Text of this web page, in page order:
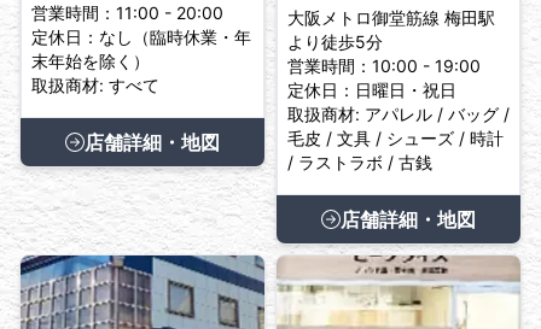
営業時間：11:00 - 20:00
定休日：なし（臨時休業・年
末年始を除く）
取扱商材: すべて
店舗詳細・地図
大阪メトロ御堂筋線 梅田駅
より徒歩5分
営業時間：10:00 - 19:00
定休日：日曜日・祝日
取扱商材: アパレル / バッグ /
毛皮 / 文具 / シューズ / 時計
/ ラストラボ / 古銭
店舗詳細・地図